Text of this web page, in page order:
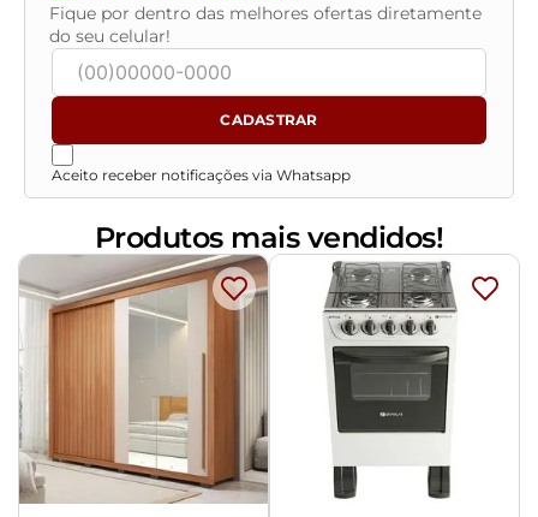
Fique por dentro das melhores ofertas diretamente
do seu celular!
CADASTRAR
Aceito receber notificações via Whatsapp
Produtos mais vendidos!